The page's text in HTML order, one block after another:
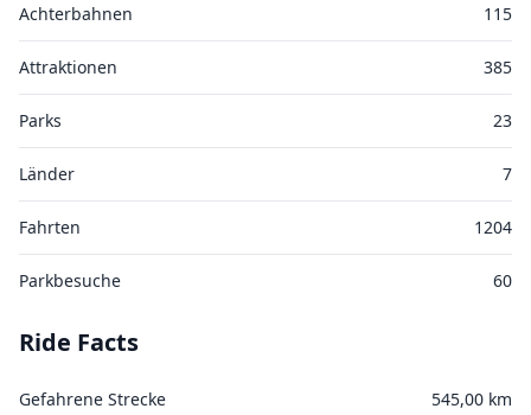
Achterbahnen 115
Attraktionen 385
Parks 23
Länder 7
Fahrten 1204
Parkbesuche 60
Ride Facts
Gefahrene Strecke 545,00 km